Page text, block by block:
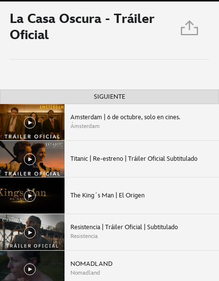
La Casa Oscura - Tráiler
Oficial
SIGUIENTE
Ámsterdam | 6 de octubre, solo en cines.
Ámsterdam
Titanic | Re-estreno | Tráiler Oficial Subtitulado
The King´s Man | El Origen
Resistencia | Tráiler Oficial | Subtitulado
Resistencia
NOMADLAND
Nomadland